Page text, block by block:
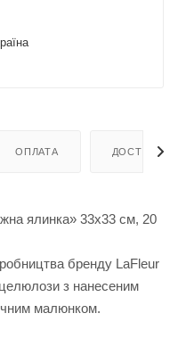
ОПЛАТА ДОСТАВКА
ялинка» 33х33 см, 20
бренду LaFleur
целюлози з нанесеним
малюнком.